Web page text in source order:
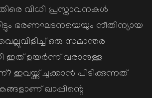
വിധി പ്രസ്താവനകൾ
ഭരണഘടനയെയും നീതിന്യായ
ഒരു സമാന്തര
ഇത് ഉയർന്ന് വരാനുള്ള
ഇവയ്ക്ക് ചുക്കാൻ പിടിക്കുന്നത്
ഖാപ്പിന്റെ